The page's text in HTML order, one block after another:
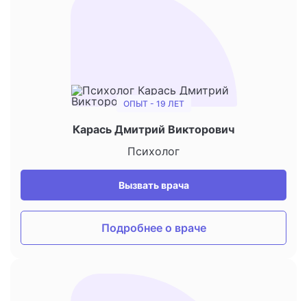
ОПЫТ - 19 ЛЕТ
Карась Дмитрий Викторович
Психолог
Вызвать врача
Подробнее о враче